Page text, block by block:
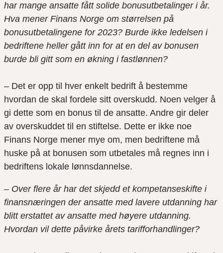
har mange ansatte fått solide bonusutbetalinger i år.
Hva mener Finans Norge om størrelsen på
bonusutbetalingene for 2023? Burde ikke ledelsen i
bedriftene heller gått inn for at en del av bonusen
burde bli gitt som en økning i fastlønnen?
– Det er opp til hver enkelt bedrift å bestemme
hvordan de skal fordele sitt overskudd. Noen velger å
gi dette som en bonus til de ansatte. Andre gir deler
av overskuddet til en stiftelse. Dette er ikke noe
Finans Norge mener mye om, men bedriftene må
huske på at bonusen som utbetales må regnes inn i
bedriftens lokale lønnsdannelse.
– Over flere år har det skjedd et kompetanseskifte i
finansnæringen der ansatte med lavere utdanning har
blitt erstattet av ansatte med høyere utdanning.
Hvordan vil dette påvirke årets tarifforhandlinger?